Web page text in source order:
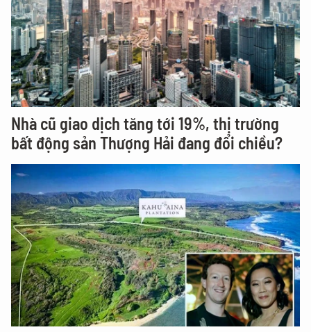
Nhà cũ giao dịch tăng tới 19%, thị trường
bất động sản Thượng Hải đang đổi chiều?